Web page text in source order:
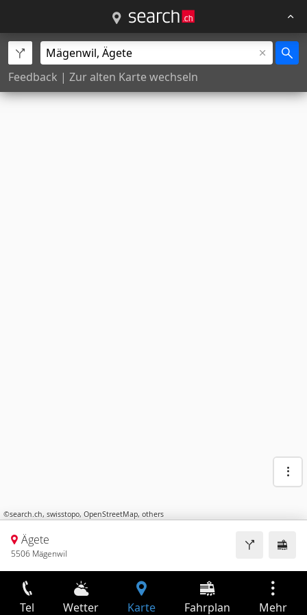
Feedback | Zur alten Karte wechseln
©search.ch, swisstopo, OpenStreetMap, others
Ägete
5506 Mägenwil
Tel Wetter Karte Fahrplan Mehr